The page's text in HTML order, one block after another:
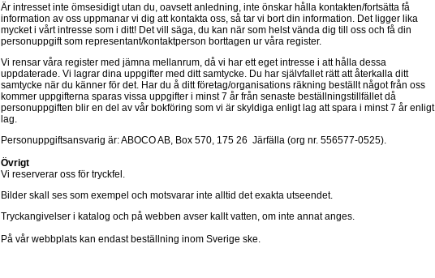
Är intresset inte ömsesidigt utan du, oavsett anledning, inte önskar hålla kontakten/fortsätta få
information av oss uppmanar vi dig att kontakta oss, så tar vi bort din information. Det ligger lika
mycket i vårt intresse som i ditt! Det vill säga, du kan när som helst vända dig till oss och få din
personuppgift som representant/kontaktperson borttagen ur våra register.
Vi rensar våra register med jämna mellanrum, då vi har ett eget intresse i att hålla dessa
uppdaterade. Vi lagrar dina uppgifter med ditt samtycke. Du har självfallet rätt att återkalla ditt
samtycke när du känner för det. Har du å ditt företag/organisations räkning beställt något från oss
kommer uppgifterna sparas vissa uppgifter i minst 7 år från senaste beställningstillfället då
personuppgiften blir en del av vår bokföring som vi är skyldiga enligt lag att spara i minst 7 år enligt
lag.
Personuppgiftsansvarig är: ABOCO AB, Box 570, 175 26 Järfälla (org nr. 556577-0525).
Övrigt
Vi reserverar oss för tryckfel.
Bilder skall ses som exempel och motsvarar inte alltid det exakta utseendet.
Tryckangivelser i katalog och på webben avser kallt vatten, om inte annat anges.
På vår webbplats kan endast beställning inom Sverige ske.